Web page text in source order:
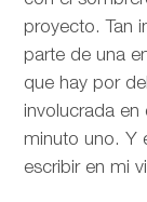
proyecto. Tan
parte de una
que hay por
involucrada
minuto uno. Y
escribir en mi